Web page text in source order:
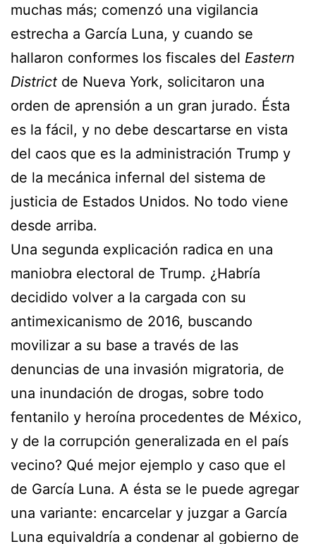
muchas más; comenzó una vigilancia
estrecha a García Luna, y cuando se
hallaron conformes los fiscales del Eastern
District de Nueva York, solicitaron una
orden de aprensión a un gran jurado. Ésta
es la fácil, y no debe descartarse en vista
del caos que es la administración Trump y
de la mecánica infernal del sistema de
justicia de Estados Unidos. No todo viene
desde arriba.
Una segunda explicación radica en una
maniobra electoral de Trump. ¿Habría
decidido volver a la cargada con su
antimexicanismo de 2016, buscando
movilizar a su base a través de las
denuncias de una invasión migratoria, de
una inundación de drogas, sobre todo
fentanilo y heroína procedentes de México,
y de la corrupción generalizada en el país
vecino? Qué mejor ejemplo y caso que el
de García Luna. A ésta se le puede agregar
una variante: encarcelar y juzgar a García
Luna equivaldría a condenar al gobierno de